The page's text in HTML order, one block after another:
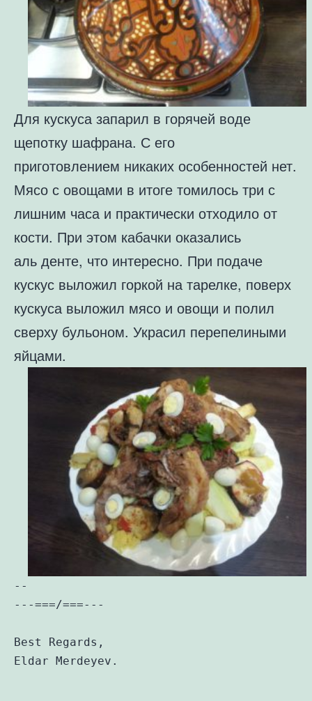
Для кускуса запарил в горячей воде
щепотку шафрана. С его
приготовлением никаких особенностей нет.
Мясо с овощами в итоге томилось три с
лишним часа и практически отходило от
кости. При этом кабачки оказались
аль денте, что интересно. При подаче
кускус выложил горкой на тарелке, поверх
кускуса выложил мясо и овощи и полил
сверху бульоном. Украсил перепелиными
яйцами.
--
---===/===---
Best Regards,
Eldar Merdeyev.